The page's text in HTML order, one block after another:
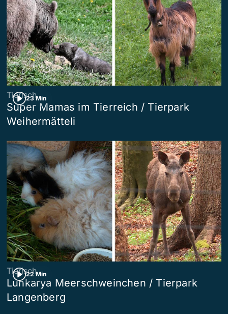
23 Min
Tierisch
Super Mamas im Tierreich / Tierpark
Weihermätteli
22 Min
Tierisch
Lunkarya Meerschweinchen / Tierpark
Langenberg